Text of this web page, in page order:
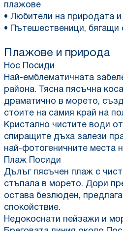
плажове
• Любители на природата
• Пътешественици, бягащи
Плажове и природа
Нос Посиди
Най-емблематичната
района. Тясна пясъчна
драматично в морето,
стоите на самия край на
Кристално чистите води
спиращите дъха залези
най-фотогеничните места
Плаж Посиди
Дълъг пясъчен плаж с
стъпала в морето. Дори
остава безлюден,
спокойствие.
Недокоснати пейзажи и